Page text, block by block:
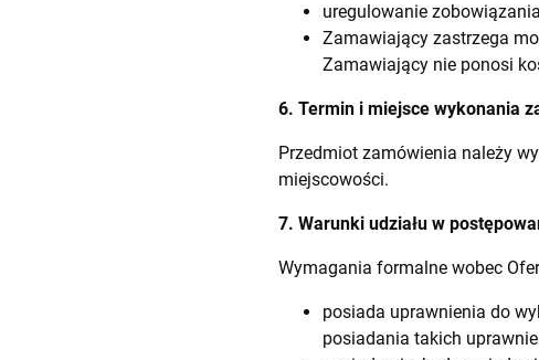
uregulowanie
Zamawiający zastrzega
Zamawiający nie ponosi
6. Termin i miejsce wykonania
Przedmiot zamówienia należy
miejscowości.
7. Warunki udziału w
Wymagania formalne wobec
posiada uprawnienia do
posiadania takich